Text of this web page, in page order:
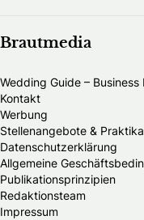
Brautmedia
Wedding Guide – Business
Kontakt
Werbung
Stellenangebote & Praktika
Datenschutzerklärung
Allgemeine
Publikationsprinzipien
Redaktionsteam
Impressum